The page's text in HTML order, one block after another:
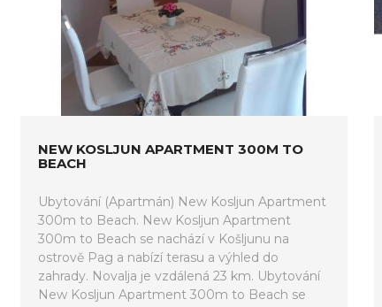
NEW KOSLJUN APARTMENT 300M TO
BEACH
Ubytování (Apartmán) New Kosljun Apartment
300m to Beach. New Kosljun Apartment
300m to Beach se nachází v Košljunu na
ostrově Pag a nabízí terasu a výhled do
zahrady. Novalja je vzdálená 23 km. Ubytování
New Kosljun Apartment 300m to Beach se